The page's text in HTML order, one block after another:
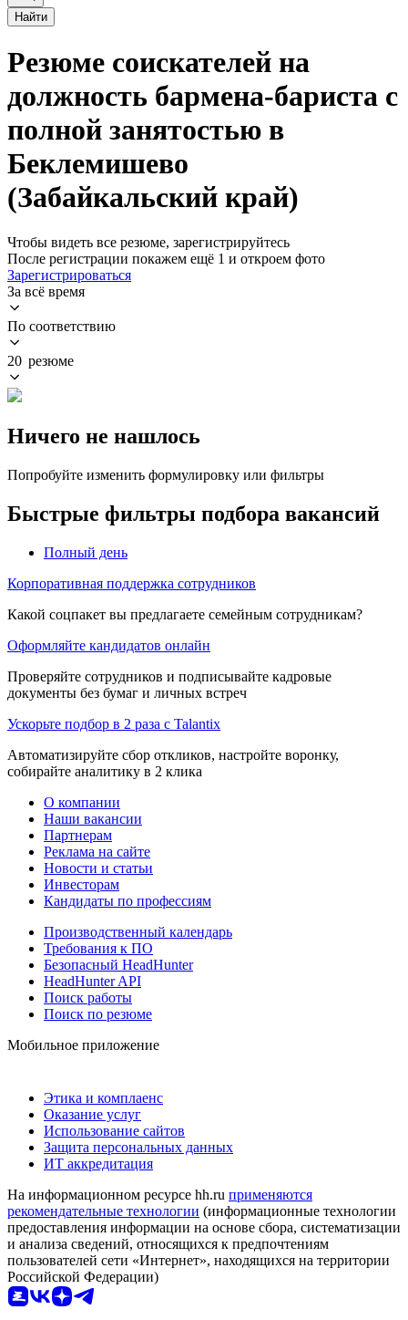
Найти
Резюме соискателей на
должность бармена-бариста с
полной занятостью в
Беклемишево
(Забайкальский край)
Чтобы видеть все резюме, зарегистрируйтесь
После регистрации покажем ещё 1 и откроем фото
Зарегистрироваться
За всё время
По соответствию
20 резюме
Ничего не нашлось
Попробуйте изменить формулировку или фильтры
Быстрые фильтры подбора вакансий
Полный день
Корпоративная поддержка сотрудников
Какой соцпакет вы предлагаете семейным сотрудникам?
Оформляйте кандидатов онлайн
Проверяйте сотрудников и подписывайте кадровые
документы без бумаг и личных встреч
Ускорьте подбор в 2 раза с Talantix
Автоматизируйте сбор откликов, настройте воронку,
собирайте аналитику в 2 клика
О компании
Наши вакансии
Партнерам
Реклама на сайте
Новости и статьи
Инвесторам
Кандидаты по профессиям
Производственный календарь
Требования к ПО
Безопасный HeadHunter
HeadHunter API
Поиск работы
Поиск по резюме
Мобильное приложение
Этика и комплаенс
Оказание услуг
Использование сайтов
Защита персональных данных
ИТ аккредитация
На информационном ресурсе hh.ru применяются
рекомендательные технологии (информационные технологии
предоставления информации на основе сбора, систематизации
и анализа сведений, относящихся к предпочтениям
пользователей сети «Интернет», находящихся на территории
Российской Федерации)